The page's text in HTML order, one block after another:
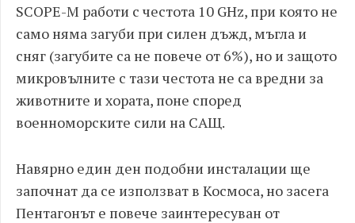
SCOPE-M работи с честота 10 GHz, при която не
само няма загуби при силен дъжд, мъгла и
сняг (загубите са не повече от 6%), но и защото
микровълните с тази честота не са вредни за
животните и хората, поне според
военноморските сили на САЩ.
Навярно един ден подобни инсталации ще
започнат да се използват в Космоса, но засега
Пентагонът е повече заинтересуван от